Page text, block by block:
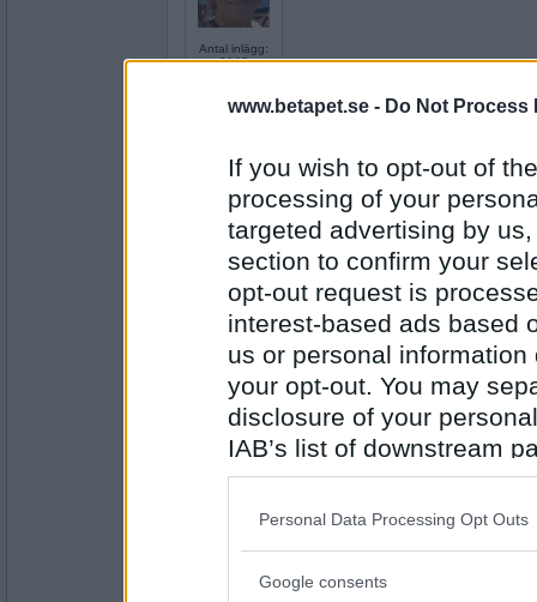
www.betapet.se - Do Not Process
If you wish to opt-out of
processing of your
targeted advertising by
section to confirm your
opt-out request is
interest-based ads based
us or personal
your opt-out. You may
disclosure of your
IAB’s list of downstream
also be disclosed by us
Downstream Participants
Please note that this
Personal Data Processing Opt Outs
Google consents
Antal inlägg:
2146
Jonixen
Antal inlägg: 20
Antal inlägg: 46
4
Emma_91
Antal inlägg: 300
3.